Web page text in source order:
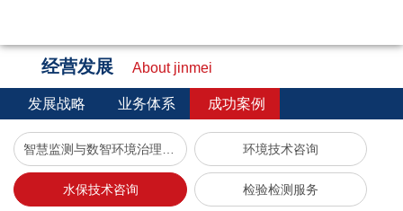
经营发展 About jinmei
发展战略 业务体系 成功案例
环境技术咨询
水保技术咨询 检验检测服务